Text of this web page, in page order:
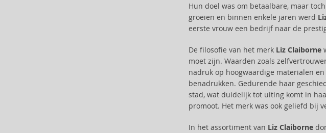
Hun doel was om betaalbare, maar
groeien en binnen enkele jaren werd
eerste vrouw een bedrijf naar de
De filosofie van het merk Liz Claiborne
moet zijn. Waarden zoals
nadruk op hoogwaardige materialen
benadrukken. Gedurende haar
stad, wat duidelijk tot uiting komt in
promoot. Het merk was ook geliefd bij
In het assortiment van Liz Claiborne